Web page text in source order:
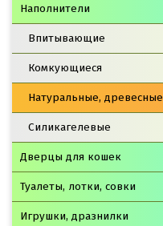
Наполнители
Впитывающие
Комкующиеся
Натуральные, древесные
Силикагелевые
Дверцы для кошек
Туалеты, лотки, совки
Игрушки, дразнилки